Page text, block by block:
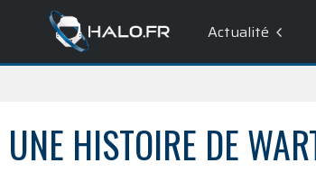
Actualité
UNE HISTOIRE DE